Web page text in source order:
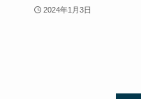
2024年1月3日